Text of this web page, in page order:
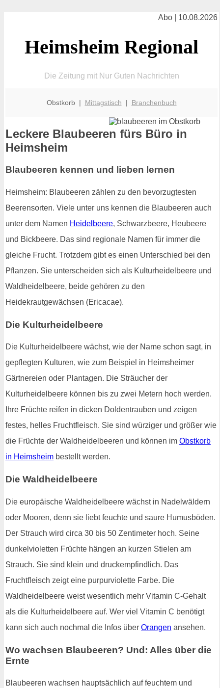
Abo | 10.08.2026
Heimsheim Regional
Die Zeitung mit Nur Guten Nachrichten
Obstkorb | Mittagstisch | Branchenbuch
Leckere Blaubeeren fürs Büro in
Heimsheim
Blaubeeren kennen und lieben lernen
Heimsheim: Blaubeeren zählen zu den bevorzugtesten
Beerensorten. Viele unter uns kennen die Blaubeeren auch
unter dem Namen Heidelbeere, Schwarzbeere, Heubeere
und Bickbeere. Das sind regionale Namen für immer die
gleiche Frucht. Trotzdem gibt es einen Unterschied bei den
Pflanzen. Sie unterscheiden sich als Kulturheidelbeere und
Waldheidelbeere, beide gehören zu den
Heidekrautgewächsen (Ericacae).
Die Kulturheidelbeere
Die Kulturheidelbeere wächst, wie der Name schon sagt, in
gepflegten Kulturen, wie zum Beispiel in Heimsheimer
Gärtnereien oder Plantagen. Die Sträucher der
Kulturheidelbeere können bis zu zwei Metern hoch werden.
Ihre Früchte reifen in dicken Doldentrauben und zeigen
festes, helles Fruchtfleisch. Sie sind würziger und größer wie
die Früchte der Waldheidelbeeren und können im Obstkorb
in Heimsheim bestellt werden.
Die Waldheidelbeere
Die europäische Waldheidelbeere wächst in Nadelwäldern
oder Mooren, denn sie liebt feuchte und saure Humusböden.
Der Strauch wird circa 30 bis 50 Zentimeter hoch. Seine
dunkelvioletten Früchte hängen an kurzen Stielen am
Strauch. Sie sind klein und druckempfindlich. Das
Fruchtfleisch zeigt eine purpurviolette Farbe. Die
Waldheidelbeere weist wesentlich mehr Vitamin C-Gehalt
als die Kulturheidelbeere auf. Wer viel Vitamin C benötigt
kann sich auch nochmal die Infos über Orangen ansehen.
Wo wachsen Blaubeeren? Und: Alles über die
Ernte
Blaubeeren wachsen hauptsächlich auf feuchtem und